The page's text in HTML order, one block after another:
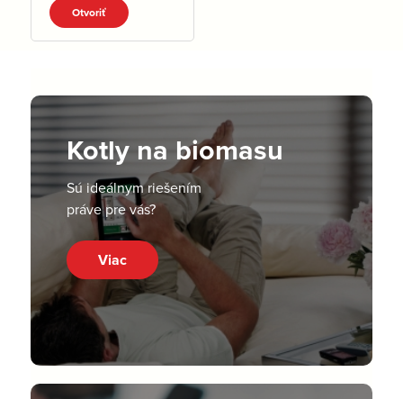
Otvoriť
Kotly na biomasu
Sú ideálnym riešením
práve pre vás?
Viac